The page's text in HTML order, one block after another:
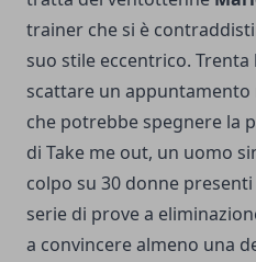
trainer che si è
suo stile eccentrico.
scattare un
che potrebbe spegnere la
di Take me out, un uomo
colpo su 30 donne
serie di prove a
a convincere almeno una